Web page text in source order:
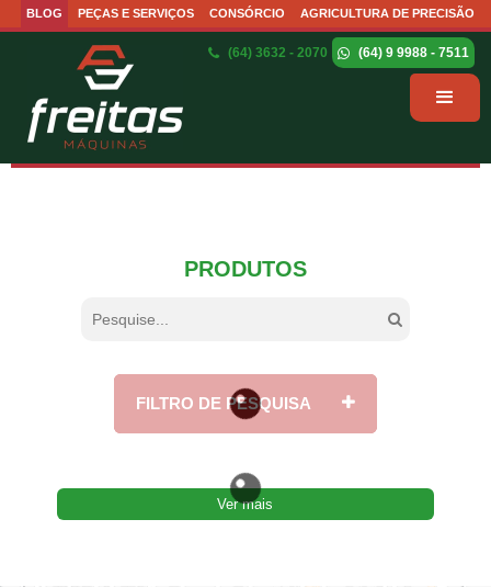
BLOG PEÇAS E SERVIÇOS CONSÓRCIO AGRICULTURA DE PRECISÃO
(64) 3632 - 2070 (64) 9 9988 - 7511
PRODUTOS
FILTRO DE PESQUISA
Ver mais